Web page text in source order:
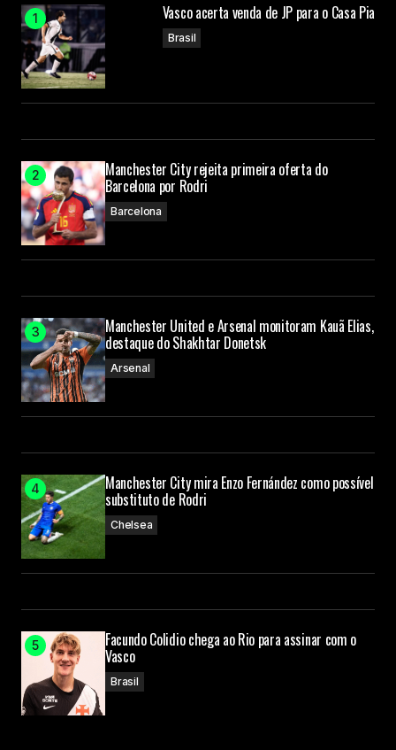
Vasco acerta venda de JP para o Casa Pia
Brasil
Manchester City rejeita primeira oferta do
Barcelona por Rodri
Barcelona
Manchester United e Arsenal monitoram Kauã Elias,
destaque do Shakhtar Donetsk
Arsenal
Manchester City mira Enzo Fernández como possível
substituto de Rodri
Chelsea
Facundo Colidio chega ao Rio para assinar com o
Vasco
Brasil